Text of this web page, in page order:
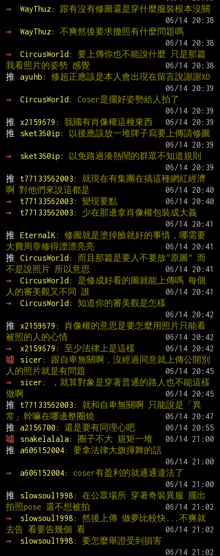
→
WayThuz : 跟有沒有修圖還是穿什麼服裝根本沒關
→
WayThuz : 不爽然後要求撤照有什麼問題嗎
→
CircusWorld : 要上傳你也不能說什麼 只是那篇
我看照片的姿勢 感覺
推
ayuhb : 修超正應該是本人會出現在留言說謝謝XD
→
CircusWorld : Coser是擺好姿勢給人拍了
推
x2159679 : 我國有肖像權這種東西
推
sket360ip : 以後應該放一堆牌子寫要上傳請修圖
→
sket360ip : 以免路過湊熱鬧的群眾不知道規則
推
t77133562003 : 就現在有集團在搞這種網紅經濟
啊 對他們來說這都是
→
t77133562003 : 變現要點
→
t77133562003 : 少在那邊拿肖像權包裝成大義
推
EternalK : 修圖就是塗掉臉就好的事情，哪需要
大費周章修得漂漂亮亮
推
CircusWorld : 而且那篇是要人不要放"原圖" 而
不是說照片 所以意思
→
CircusWorld : 是修成好看的圖就能上傳嗎 每個
人的審美觀又不同 誰
→
CircusWorld : 知道你的審美觀是怎樣
推
x2159679 : 肖像權的意思是要怎麼用照片只能看
被照的人的心情
→
x2159679 : 至少法律上是這樣
噓
sicer : 跟自卑無關啊，沒經過同意就上傳公開別
人的照片就是有問題
→
sicer : ，就算對象是穿著普通的路人也不能這樣
做啊
推
t77133562003 : 就和自卑無關啊 只能說是「異
常」幹嘛在哪邊整圈燒
推
a2156700 : 還是要有同理心吧
噓
snakelalala: 圈子不大 規矩一堆
推
a606152004: 要拿法律大旗揮舞的話
→
a606152004: coser有盈利的就通通違法了
推
slowsoul1998 : 在公眾場所 穿著奇裝異服 擺出
拍照pose 還不想被拍
→
slowsoul1998 : 然後上傳 做夢比較快...不爽就
去告 看要告幾個 看
→
slowsoul1998 : 要怎麼舉證受到損害